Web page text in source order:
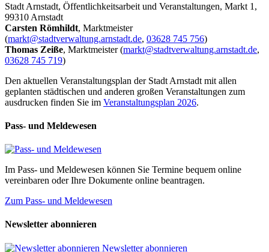
Stadt Arnstadt, Öffentlichkeitsarbeit und Veranstaltungen, Markt 1,
99310 Arnstadt
Carsten Römhildt, Marktmeister
(markt@stadtverwaltung.arnstadt.de, 03628 745 756)
Thomas Zeiße, Marktmeister (markt@stadtverwaltung.arnstadt.de,
03628 745 719)
Den aktuellen Veranstaltungsplan der Stadt Arnstadt mit allen
geplanten städtischen und anderen großen Veranstaltungen zum
ausdrucken finden Sie im Veranstaltungsplan 2026.
Pass- und Meldewesen
Im Pass- und Meldewesen können Sie Termine bequem online
vereinbaren oder Ihre Dokumente online beantragen.
Zum Pass- und Meldewesen
Newsletter abonnieren
Newsletter abonnieren